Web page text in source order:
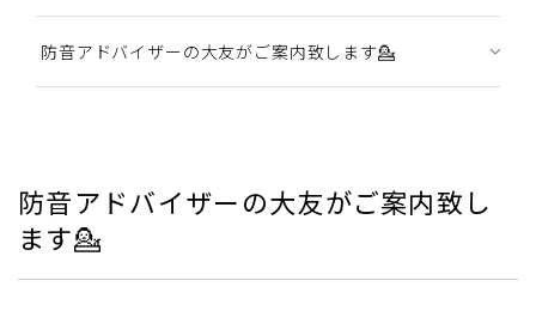
防音アドバイザーの大友がご案内致します💁
防音アドバイザーの大友がご案内致し
ます💁